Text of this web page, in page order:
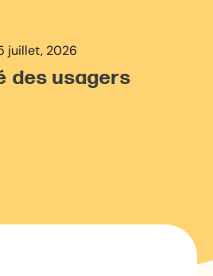
juillet, 2026
des usagers